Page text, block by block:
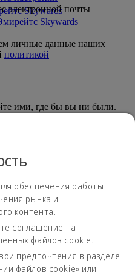
Skywards
Skywards
электронной почты
личные данные наших
политикой
ими, где бы вы ни были.
с Эмирейтс.
обеспечения работы
рынка и
контента.
соглашение на
файлов cookie.
предпочтения в разделе
файлов cookie» или